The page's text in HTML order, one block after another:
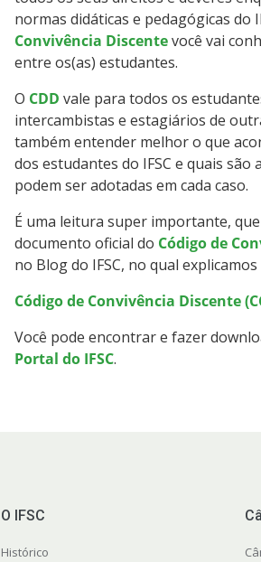
normas didáticas e pedagógicas do
Convivência Discentevocê vai
entre os(as) estudantes.
O CDD vale para todos os
intercambistas e estagiários de
também entender melhor o que
dos estudantes do IFSC e quais
podem ser adotadas em cada caso.
É uma leitura super importante,
documento oficial do Código de
no Blog do IFSC, no qual
Código de Convivência Discente
Você pode encontrar e fazer
Portal do IFSC.
O IFSC
Histórico